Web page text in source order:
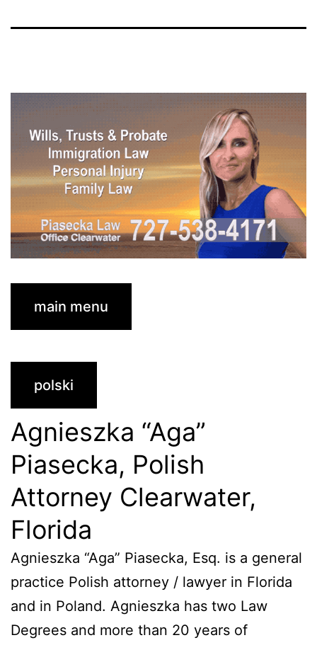
main menu
polski
Agnieszka “Aga”
Piasecka, Polish
Attorney Clearwater,
Florida
Agnieszka “Aga” Piasecka, Esq. is a general
practice Polish attorney / lawyer in Florida
and in Poland. Agnieszka has two Law
Degrees and more than 20 years of